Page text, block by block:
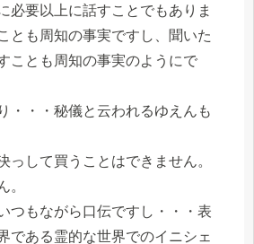
必要以上に話すことでもありま
とも周知の事実ですし、聞いた
ことも周知の事実のようにで
・・・秘儀と云われるゆえんも
っして買うことはできません。
。
つもながら口伝ですし・・・表
である霊的な世界でのイニシェ